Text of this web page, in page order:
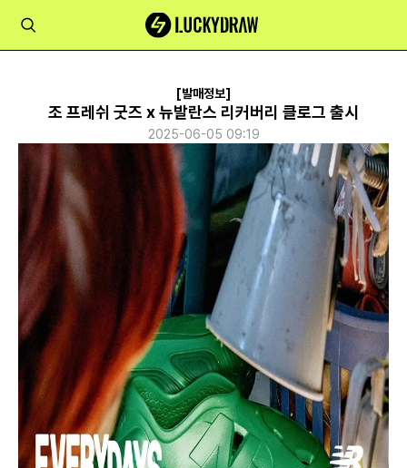
[발매정보]
조 프레쉬 굿즈 x 뉴발란스 리커버리 클로그 출시
2025-06-05 09:19